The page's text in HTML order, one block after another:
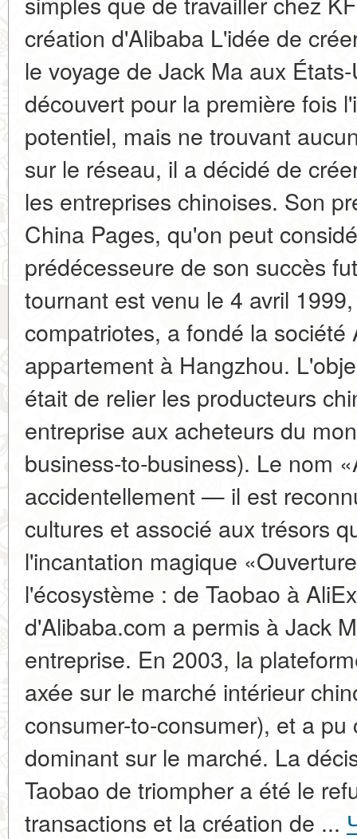
création d'Alibaba L'idée de
le voyage de Jack Ma aux
découvert pour la première fois
potentiel, mais ne trouvant
sur le réseau, il a décidé de
les entreprises chinoises. Son
China Pages, qu'on peut
prédécesseure de son succès
tournant est venu le 4 avril
compatriotes, a fondé la
appartement à Hangzhou.
était de relier les producteurs
entreprise aux acheteurs du
business-to-business). Le nom
accidentellement — il est
cultures et associé aux trésors
l'incantation magique
l'écosystème : de Taobao à
d'Alibaba.com a permis à Jack
entreprise. En 2003, la
axée sur le marché intérieur
consumer-to-consumer), et a
dominant sur le marché. La
Taobao de triompher a été le
transactions et la création de ...